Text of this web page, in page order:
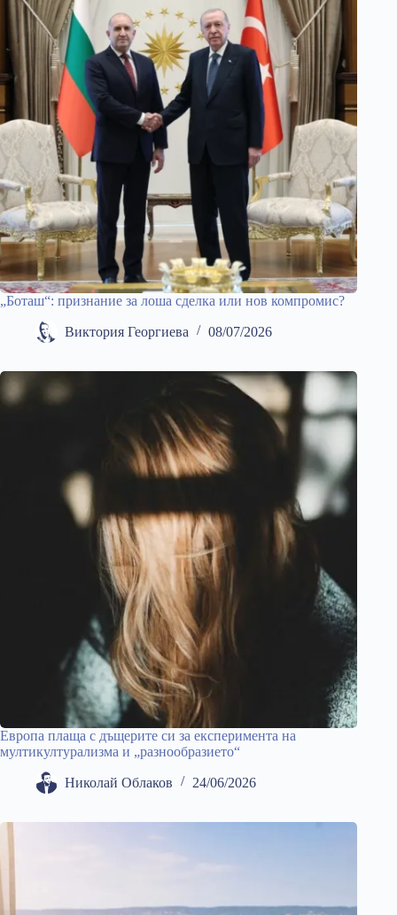
„Боташ“: признание за лоша сделка или нов компромис?
Виктория Георгиева 08/07/2026
Европа плаща с дъщерите си за експеримента на
мултикултурализма и „разнообразието“
Николай Облаков 24/06/2026